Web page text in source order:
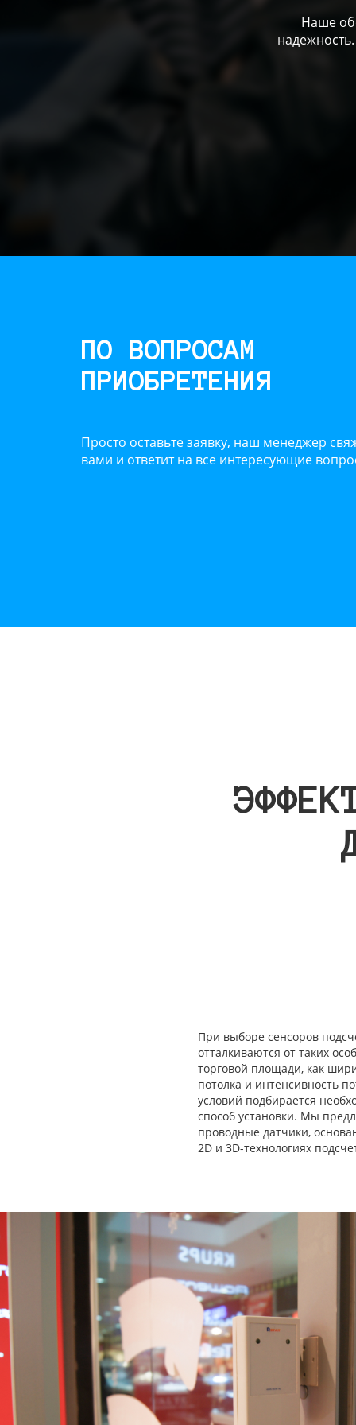
Наше
ПО ВОПРОСАМ
ПРИОБРЕТЕНИЯ
Просто оставьте заявку, наш менеджер
вами и ответит на все интересующие
При выборе сенсоров
отталкиваются от таких
торговой площади, как
потолка и интенсивность
условий подбирается
способ установки. Мы
проводные датчики,
2D и 3D-технологиях